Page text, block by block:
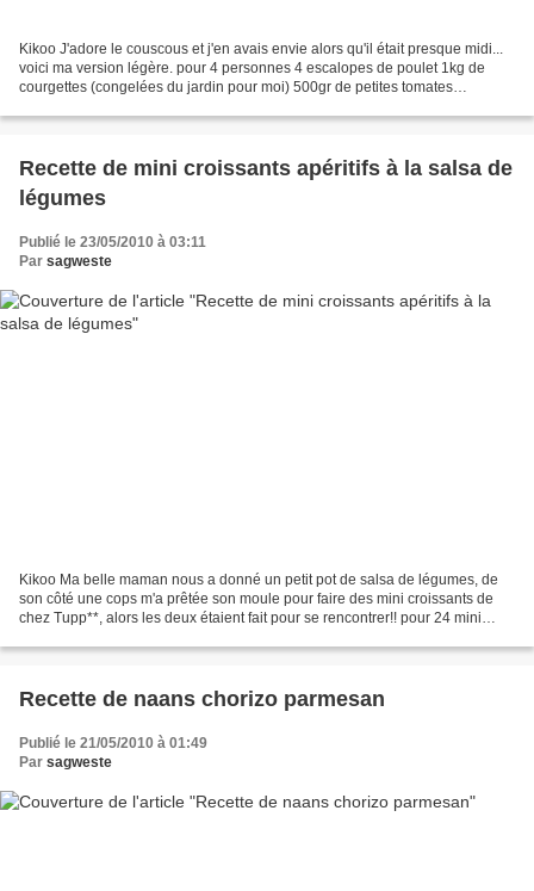
Kikoo J'adore le couscous et j'en avais envie alors qu'il était presque midi...
voici ma version légère. pour 4 personnes 4 escalopes de poulet 1kg de
courgettes (congelées du jardin pour moi) 500gr de petites tomates
Recette de mini croissants apéritifs à la salsa de
légumes
Publié le 23/05/2010 à 03:11
Par sagweste
Kikoo Ma belle maman nous a donné un petit pot de salsa de légumes, de
son côté une cops m'a prêtée son moule pour faire des mini croissants de
chez Tupp**, alors les deux étaient fait pour se rencontrer!! pour 24 mini
Recette de naans chorizo parmesan
Publié le 21/05/2010 à 01:49
Par sagweste